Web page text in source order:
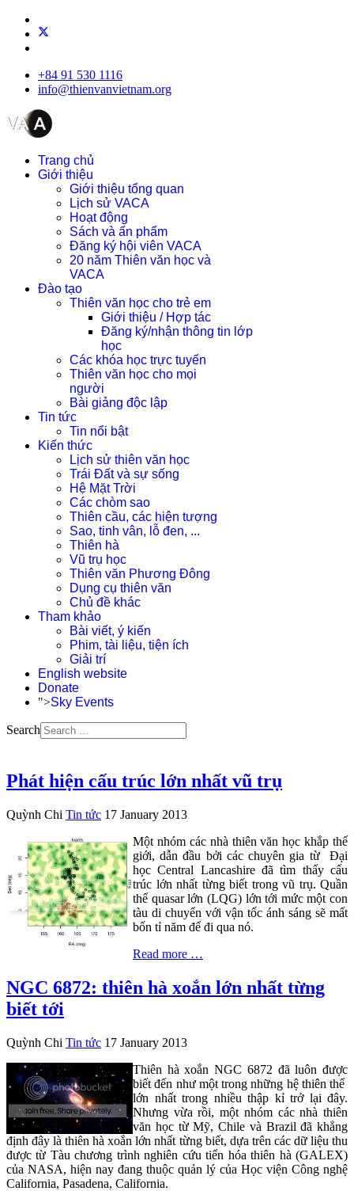
+84 91 530 1116
info@thienvanvietnam.org
Trang chủ
Giới thiệu
Giới thiệu tổng quan
Lịch sử VACA
Hoạt động
Sách và ấn phẩm
Đăng ký hội viên VACA
20 năm Thiên văn học và
VACA
Đào tạo
Thiên văn học cho trẻ em
Giới thiệu / Hợp tác
Đăng ký/nhận thông tin lớp
học
Các khóa học trực tuyến
Thiên văn học cho mọi
người
Bài giảng độc lập
Tin tức
Tin nổi bật
Kiến thức
Lịch sử thiên văn học
Trái Đất và sự sống
Hệ Mặt Trời
Các chòm sao
Thiên cầu, các hiện tượng
Sao, tinh vân, lỗ đen, ...
Thiên hà
Vũ trụ học
Thiên văn Phương Đông
Dụng cụ thiên văn
Chủ đề khác
Tham khảo
Bài viết, ý kiến
Phim, tài liệu, tiện ích
Giải trí
English website
Donate
">Sky Events
Search
Phát hiện cấu trúc lớn nhất vũ trụ
Quỳnh Chi Tin tức 17 January 2013
Một nhóm các nhà thiên văn học khắp thế
giới, dẫn đầu bởi các chuyên gia từ Đại
học Central Lancashire đã tìm thấy cấu
trúc lớn nhất từng biết trong vũ trụ. Quần
thể quasar lớn (LQG) lớn tới mức một con
tàu di chuyển với vận tốc ánh sáng sẽ mất
bốn tỉ năm để đi qua nó.
Read more …
NGC 6872: thiên hà xoắn lớn nhất từng
biết tới
Quỳnh Chi Tin tức 17 January 2013
Thiên hà xoắn NGC 6872 đã luôn được
biết đến như một trong những hệ thiên thể
lớn nhất trong nhiều thập kỉ trở lại đây.
Nhưng vừa rồi, một nhóm các nhà thiên
văn học từ Mỹ, Chile và Brazil đã khẳng
định đây là thiên hà xoắn lớn nhất từng biết, dựa trên các dữ liệu thu
được từ Tàu chương trình nghiên cứu tiến hóa thiên hà (GALEX)
của NASA, hiện nay đang thuộc quản lý của Học viện Công nghệ
California, Pasadena, California.